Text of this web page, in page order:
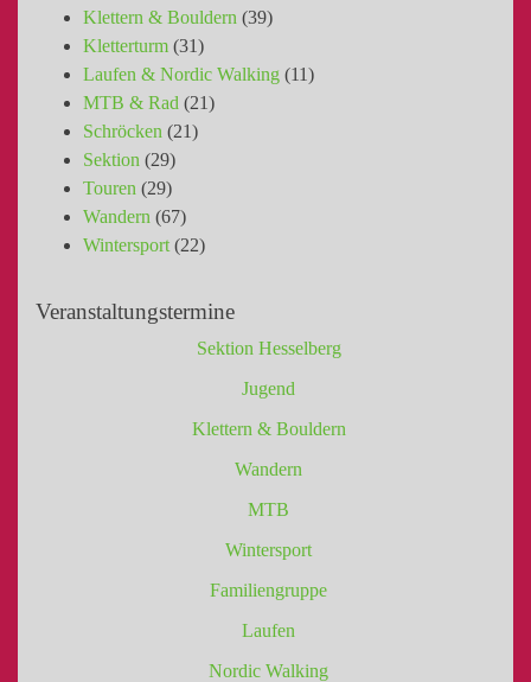
Klettern & Bouldern (39)
Kletterturm (31)
Laufen & Nordic Walking (11)
MTB & Rad (21)
Schröcken (21)
Sektion (29)
Touren (29)
Wandern (67)
Wintersport (22)
Veranstaltungstermine
Sektion Hesselberg
Jugend
Klettern & Bouldern
Wandern
MTB
Wintersport
Familiengruppe
Laufen
Nordic Walking